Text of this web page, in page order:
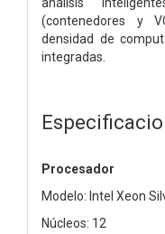
(contenedores y
densidad de
integradas.
Procesador
Modelo: Intel Xeon
Núcleos: 12